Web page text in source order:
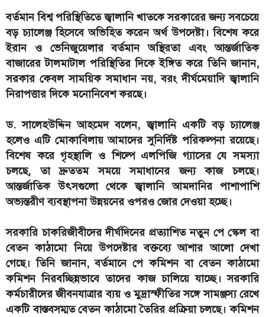
বর্তমান বিশ্ব পরিস্থিতিতে জ্বালানি খাতকে সরকারের জন্য সবচেয়ে
বড় চ্যালেঞ্জ হিসেবে অভিহিত করেন অর্থ উপদেষ্টা। বিশেষ করে
ইরান ও ভেনিজুয়েলার বর্তমান অস্থিরতা এবং আন্তর্জাতিক
বাজারের টালমাটাল পরিস্থিতির দিকে ইঙ্গিত করে তিনি জানান,
সরকার কেবল সাময়িক সমাধান নয়, বরং দীর্ঘমেয়াদি জ্বালানি
নিরাপত্তার দিকে মনোনিবেশ করছে।
ড. সালেহউদ্দিন আহমেদ বলেন, জ্বালানি একটি বড় চ্যালেঞ্জ
হলেও এটি মোকাবিলায় আমাদের সুনির্দিষ্ট পরিকল্পনা রয়েছে।
বিশেষ করে গৃহস্থালি ও শিল্পে এলপিজি গ্যাসের যে সমস্যা
চলছে, তা দ্রুততম সময়ে সমাধানের জন্য কাজ চলছে।
আন্তর্জাতিক উৎসগুলো থেকে জ্বালানি আমদানির পাশাপাশি
অভ্যন্তরীণ ব্যবস্থাপনা উন্নয়নের ওপরও জোর দেওয়া হচ্ছে।
সরকারি চাকরিজীবীদের দীর্ঘদিনের প্রত্যাশিত নতুন পে স্কেল বা
বেতন কাঠামো নিয়ে উপদেষ্টার বক্তব্যে আশার আলো দেখা
গেছে। তিনি জানান, বর্তমানে পে কমিশন বা বেতন কাঠামো
কমিশন নিরবচ্ছিন্নভাবে তাদের কাজ চালিয়ে যাচ্ছে। সরকারি
কর্মচারীদের জীবনযাত্রার ব্যয় ও মুদ্রাস্ফীতির সঙ্গে সামঞ্জস্য রেখে
একটি বাস্তবসম্মত বেতন কাঠামো তৈরির প্রক্রিয়া চলছে। কমিশন